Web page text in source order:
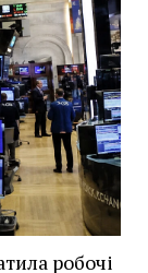
робочі